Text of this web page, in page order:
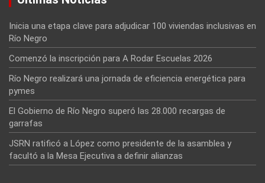
Inicia una etapa clave para adjudicar 100 viviendas inclusivas en
Río Negro
Comenzó la inscripción para A Rodar Escuelas 2026
Río Negro realizará una jornada de eficiencia energética para
pymes
El Gobierno de Río Negro superó las 28.000 recargas de
garrafas
JSRN ratificó a López como presidente de la asamblea y
facultó a la Mesa Ejecutiva a definir alianzas